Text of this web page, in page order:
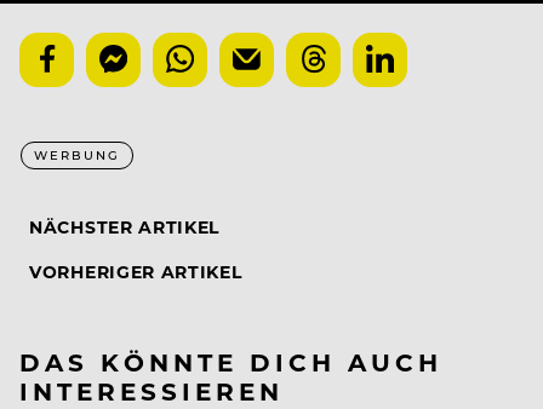
WERBUNG
NÄCHSTER ARTIKEL
VORHERIGER ARTIKEL
DAS KÖNNTE DICH AUCH
INTERESSIEREN